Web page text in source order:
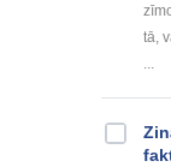
tā,
...